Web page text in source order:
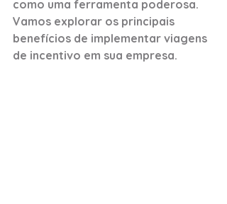
como uma ferramenta poderosa.
Vamos explorar os principais
benefícios de implementar viagens
de incentivo em sua empresa.